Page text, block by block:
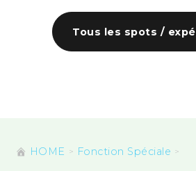
Tous les spots /
HOME Fonction Spéciale